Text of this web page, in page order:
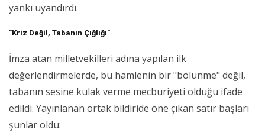
yankı uyandırdı.
"Kriz Değil, Tabanın Çığlığı"
İmza atan milletvekilleri adına yapılan ilk
değerlendirmelerde, bu hamlenin bir "bölünme" değil,
tabanın sesine kulak verme mecburiyeti olduğu ifade
edildi. Yayınlanan ortak bildiride öne çıkan satır başları
şunlar oldu: